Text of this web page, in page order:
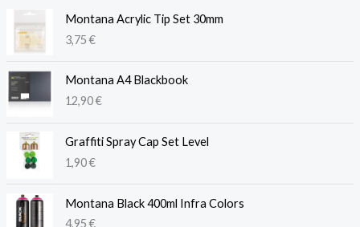
Montana Acrylic Tip Set 30mm
3,75€
Montana A4 Blackbook
12,90€
Graffiti Spray Cap Set Level
1,90€
Montana Black 400ml Infra Colors
4,95€